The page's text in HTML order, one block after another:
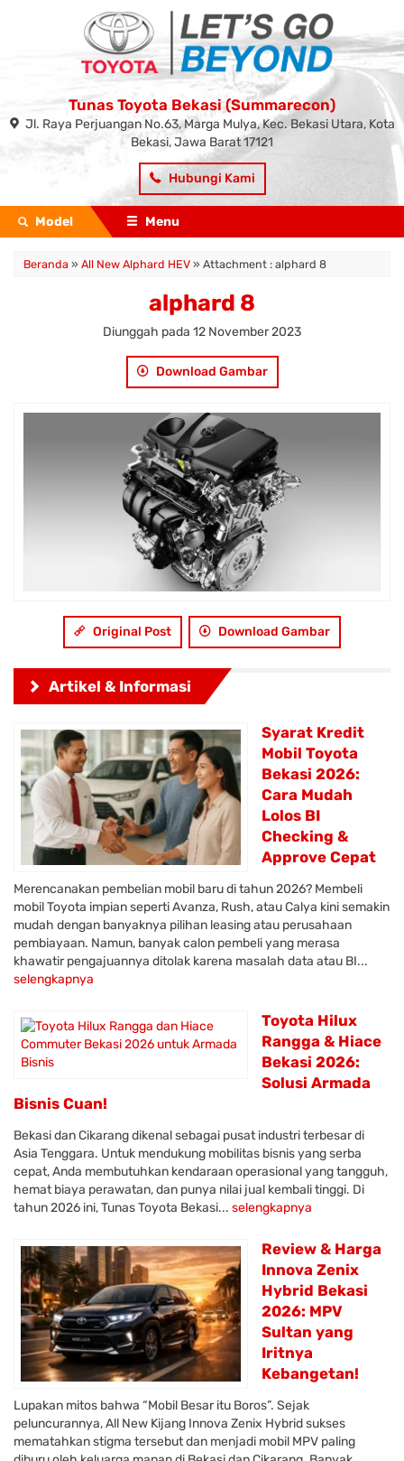
Tunas Toyota Bekasi (Summarecon)
Jl. Raya Perjuangan No.63, Marga Mulya, Kec. Bekasi Utara, Kota
Bekasi, Jawa Barat 17121
Hubungi Kami
Model Menu
Beranda » All New Alphard HEV » Attachment : alphard 8
alphard 8
Diunggah pada 12 November 2023
Download Gambar
Original Post Download Gambar
Artikel & Informasi
Syarat Kredit
Mobil Toyota
Bekasi 2026:
Cara Mudah
Lolos BI
Checking &
Approve Cepat
Merencanakan pembelian mobil baru di tahun 2026? Membeli
mobil Toyota impian seperti Avanza, Rush, atau Calya kini semakin
mudah dengan banyaknya pilihan leasing atau perusahaan
pembiayaan. Namun, banyak calon pembeli yang merasa
khawatir pengajuannya ditolak karena masalah data atau BI...
selengkapnya
Toyota Hilux
Rangga & Hiace
Bekasi 2026:
Solusi Armada
Bisnis Cuan!
Bekasi dan Cikarang dikenal sebagai pusat industri terbesar di
Asia Tenggara. Untuk mendukung mobilitas bisnis yang serba
cepat, Anda membutuhkan kendaraan operasional yang tangguh,
hemat biaya perawatan, dan punya nilai jual kembali tinggi. Di
tahun 2026 ini, Tunas Toyota Bekasi... selengkapnya
Review & Harga
Innova Zenix
Hybrid Bekasi
2026: MPV
Sultan yang
Iritnya
Kebangetan!
Lupakan mitos bahwa “Mobil Besar itu Boros”. Sejak
peluncurannya, All New Kijang Innova Zenix Hybrid sukses
mematahkan stigma tersebut dan menjadi mobil MPV paling